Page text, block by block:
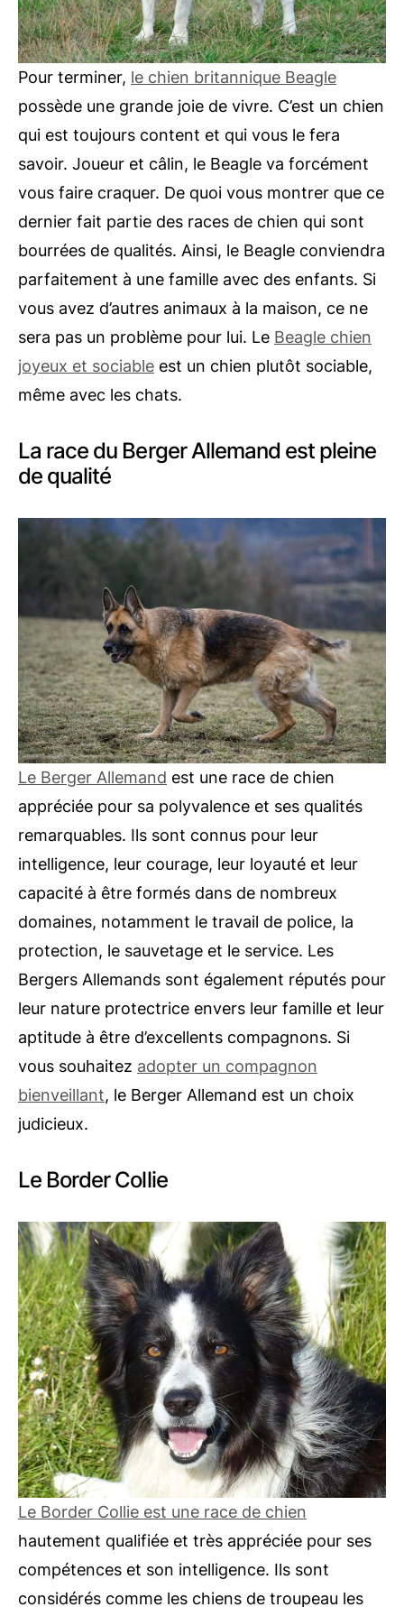
Pour terminer, le chien britannique Beagle
possède une grande joie de vivre. C’est un chien
qui est toujours content et qui vous le fera
savoir. Joueur et câlin, le Beagle va forcément
vous faire craquer. De quoi vous montrer que ce
dernier fait partie des races de chien qui sont
bourrées de qualités. Ainsi, le Beagle conviendra
parfaitement à une famille avec des enfants. Si
vous avez d’autres animaux à la maison, ce ne
sera pas un problème pour lui. Le Beagle chien
joyeux et sociable est un chien plutôt sociable,
même avec les chats.
La race du Berger Allemand est pleine
de qualité
Le Berger Allemand est une race de chien
appréciée pour sa polyvalence et ses qualités
remarquables. Ils sont connus pour leur
intelligence, leur courage, leur loyauté et leur
capacité à être formés dans de nombreux
domaines, notamment le travail de police, la
protection, le sauvetage et le service. Les
Bergers Allemands sont également réputés pour
leur nature protectrice envers leur famille et leur
aptitude à être d’excellents compagnons. Si
vous souhaitez adopter un compagnon
bienveillant, le Berger Allemand est un choix
judicieux.
Le Border Collie
Le Border Collie est une race de chien
hautement qualifiée et très appréciée pour ses
compétences et son intelligence. Ils sont
considérés comme les chiens de troupeau les